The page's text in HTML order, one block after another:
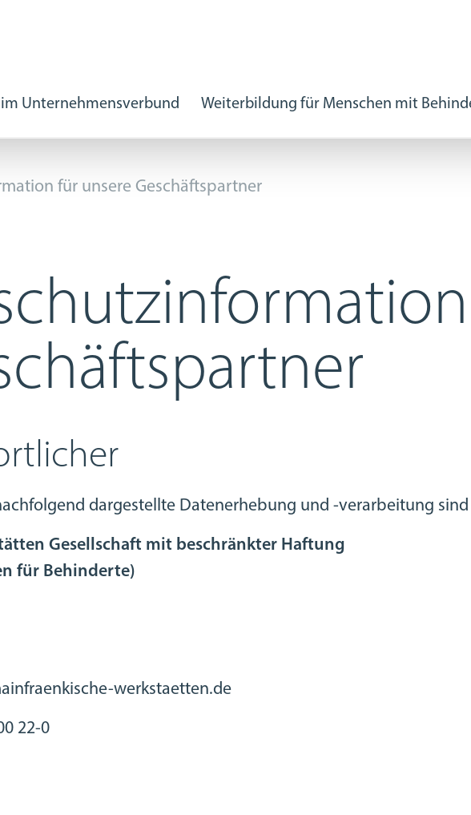
Unternehmensverbund Weiterbildung für Menschen mit
Mainfränkische
für unsere Geschäftspartner
dargestellte Datenerhebung und -verarbeitung
Gesellschaft mit beschränkter Haftung
für Behinderte)
werkstaetten.de
22-0